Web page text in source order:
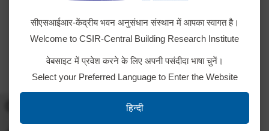
सीएसआईआर-केंद्रीय भवन अनुसंधान संस्थान में आपका स्वागत है।
Welcome to CSIR-Central Building Research Institute
वेबसाइट में प्रवेश करने के लिए अपनी पसंदीदा भाषा चुनें।
Select your Preferred Language to Enter the Website
हिन्दी